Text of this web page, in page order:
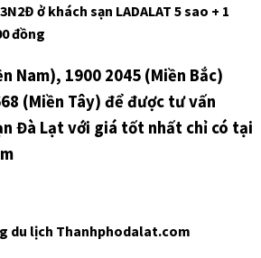
ở khách sạn LADALAT 5 sao + 1
đồng
Nam), 1900 2045 (Miền Bắc)
(Miền Tây) để được tư vấn
Đà Lạt với giá tốt nhất chỉ có tại
du lịch Thanhphodalat.com